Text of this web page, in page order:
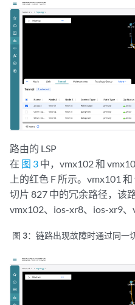
路由的 LSP
在 图 3 中，vmx102 和
上的红色 F 所示。vmx101
切片 827 中的冗余路径，该
vmx102、ios-xr8、ios-xr9、
图 3： 链路出现故障时通过同一